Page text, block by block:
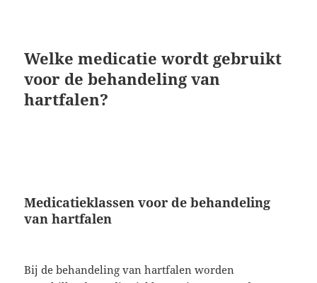
Welke medicatie wordt gebruikt
voor de behandeling van
hartfalen?
Medicatieklassen voor de behandeling
van hartfalen
Bij de behandeling van hartfalen worden